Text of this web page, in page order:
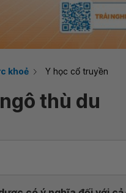
khoẻ Y học cổ truyền
thù du